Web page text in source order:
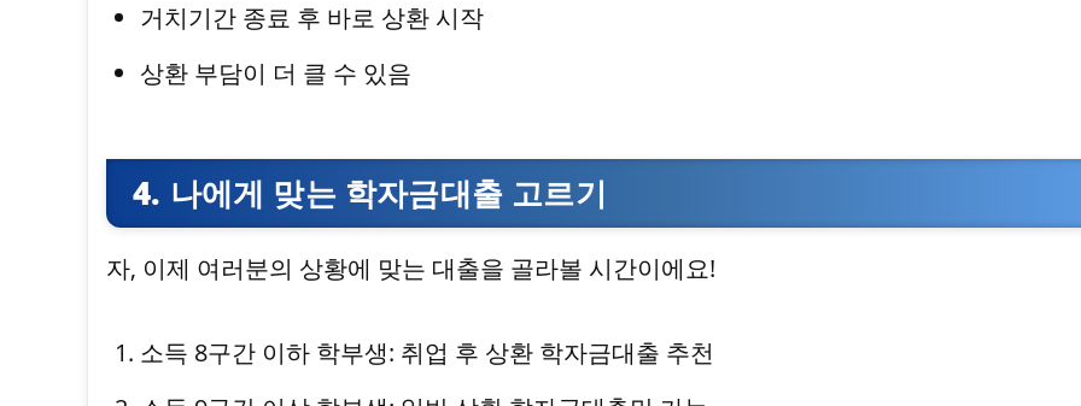
거치기간 종료 후 바로 상환 시작
상환 부담이 더 클 수 있음
4. 나에게 맞는 학자금대출 고르기
자, 이제 여러분의 상황에 맞는 대출을 골라볼 시간이에요!
소득 8구간 이하 학부생: 취업 후 상환 학자금대출 추천